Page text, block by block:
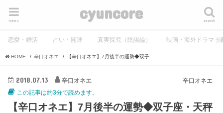
cyuncore search
menu
恋愛・婚活 占い・開運 真実探究（陰謀論） 映画・海外ドラマ・
HOME 辛口オネエ
辛口オネエ
2018.07.13
辛口オネエ
この記事は約3分で読めます。
【辛口オネエ】7月後半の運勢◆双子座・天秤